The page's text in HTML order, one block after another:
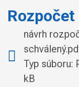
návrh
Typ súboru:
kB